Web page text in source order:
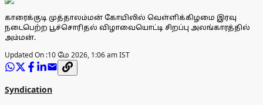
காரைக்குடி முத்தாலம்மன் கோயிலில் வெள்ளிக்கிழமை இரவு
நடைபெற்ற பூச்சொரிதல் விழாவையொட்டி சிறப்பு அலங்காரத்தில்
அம்மன்.
Updated On :10 மே 2026, 1:06 am IST
Syndication